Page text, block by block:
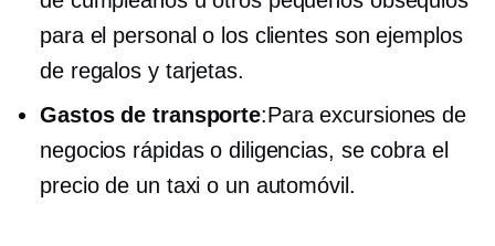
para el personal o los clientes son ejemplos
de regalos y tarjetas.
Gastos de transporte:Para excursiones de
negocios rápidas o diligencias, se cobra el
precio de un taxi o un automóvil.